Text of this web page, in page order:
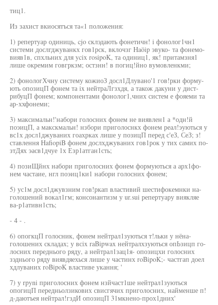
тиц1.
Из захист вкиосятъся та«1 положения:
1) репертуар одиниць, cjo склэдають фонетичн! i фонолог1чн1
системи дослгджуванкх гов1рск, вклочзг Haöip эвуко- та фонемо-
вияв1в, спхльних для ycix rosipoK, та одиниц1, як! притамзня1
лише окремим говгркзм; остзнн! в погиц!йно вумовленкми;
2) фонологХчну систему кожиоЗ досл1Длувано'1 гов!рки форму-
ють опозицП фонем та ix нейтраЛгзхдя, а також дакуни у дист-
рибуцП фонем; компонентами фонолог1,чних систем е фояеми та
ар-ххфонеми;
3) максимальн!'набори голосних фонем не виявлен1 а *одн!й
поэицП, а макскмальн! нзбори приголоснкх фонем реал!эуються у
вс1х досл1джуваних гоахрках лише у позицП перед с'еЗ, СеЗ; з!
ставлення HafiopiB фонем дослхджуваних гов1рок у тих самих по-
зтДях эасв1дчуе 1х Езр1атган1сть;
4) позиЩйнх набори приголосних фонем формуються а арх1фо-
нем частаие, нгл поэиц1ки1 набори голосних фонем;
5) ус1м досл1джувзним гов!ркап властивий шестифокемнки на-
голошений вокал1гм; консонантизм у ur.sui репертуару виякляе
ва-р1ативн1сть;
- 4 - .
6) опогкцП голосник, фонем нейтрал1зуються т!льки у нёна-
голошених складах; у всix raBipwax нейтралхзуються опЬзицп го-
лосних переднього ряду, а нейтрал1зац1я- опозицхи голосних
зэднього ряду виявдяехься лише у частинх roBipoK;- частгап доел
хдлуваних roBipoK властиве укання; '
7) у rpyni приголосних фонем нзйчаст1ше нейтрал1зуються
опогицП передньолзикових свисгячих приголосних, найменше п!
д-даютъея нейтрал!гздИ опозицП 31мкнено-прох1дних'